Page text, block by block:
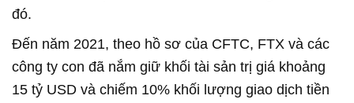
đó.
Đến năm 2021, theo hồ sơ của CFTC, FTX và các
công ty con đã nắm giữ khối tài sản trị giá khoảng
15 tỷ USD và chiếm 10% khối lượng giao dịch tiền